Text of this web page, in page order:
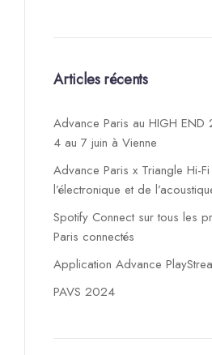
Articles récents
Advance Paris au HIGH
4 au 7 juin à Vienne
Advance Paris x Triangle Hi-
l’électronique et de
Spotify Connect sur tous les
Paris connectés
Application Advance
PAVS 2024